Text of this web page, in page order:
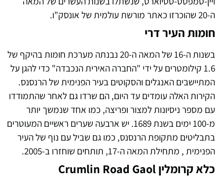
ה-20 שהוכרזו כאתר מורשת עולמית של אונסק"ו.
חומות העיר דרי
בשנות ה-16 של המאה ה-20 נבנתה מערכת חומות בהיקף של
1.6 קילומטרים על ידי "החברה האירית הנכבדה" כדי להגן על
המתיישבים האנגלים והסקוטים בעיר הפנימית של הרנסנס.
הקירות האלה עומדים עד היום, הם שרדו גם לאחר שהתמודדו
עם מספר ניסיונות למצור ופריצה, כמו אחד שנמשך יותר
מ-100 ימים בשנת 1689. יש ארבעה שערים ראשיים המעוטרים
בתבליטים מתקופת הרנסנס, כמו גם שביל עם נוף של העיר
הפנימית , מתחילת המאה ה-17, תותחים שוחזרו ב-2005.
כלא קרומלין Crumlin Road Gaol